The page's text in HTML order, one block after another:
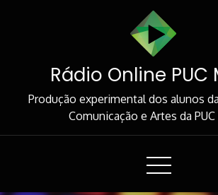
Rádio Online PUC
Produção experimental dos alunos
Comunicação e Artes da